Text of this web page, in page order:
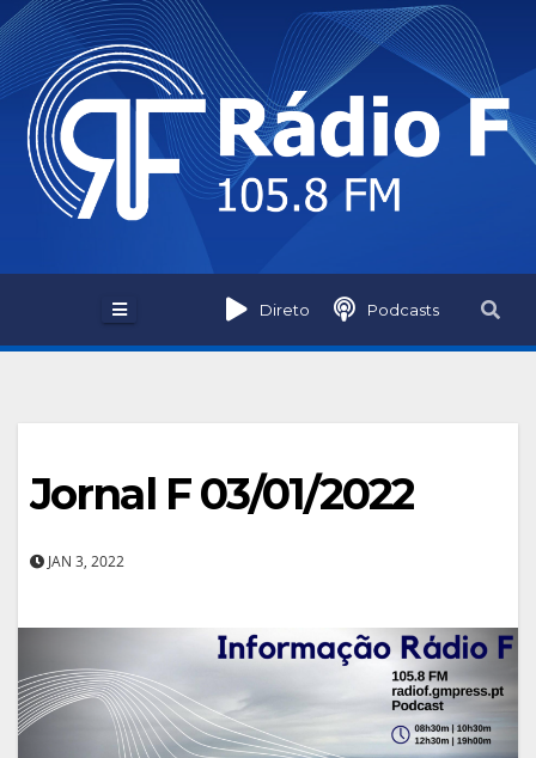
Skip
to
content
Direto Podcasts
Jornal F 03/01/2022
JAN 3, 2022